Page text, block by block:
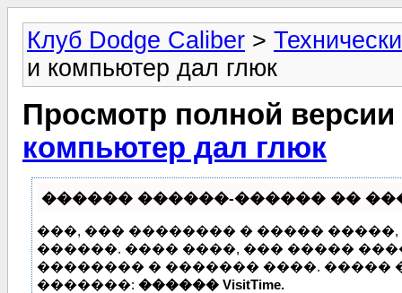
Клуб Dodge Caliber >
и компьютер дал глюк
Просмотр полной
компьютер дал глюк
������ ������-������ ��
���, ��� �������� � �����
������. ���� ����, ��� �����
�������� � ������� ����.
�������: ������ VisitTime.